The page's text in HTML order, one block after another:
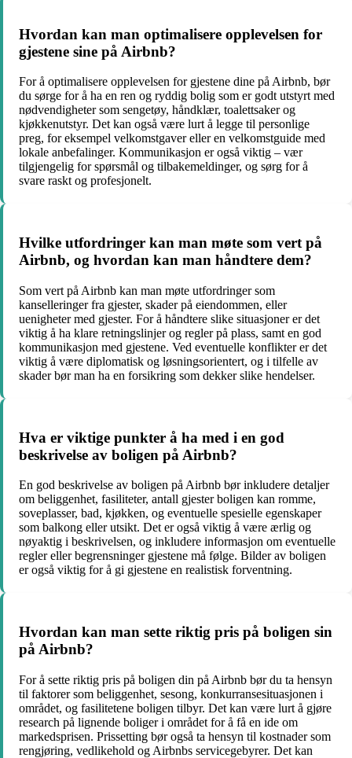
Hvordan kan man optimalisere opplevelsen for
gjestene sine på Airbnb?
For å optimalisere opplevelsen for gjestene dine på Airbnb, bør
du sørge for å ha en ren og ryddig bolig som er godt utstyrt med
nødvendigheter som sengetøy, håndklær, toalettsaker og
kjøkkenutstyr. Det kan også være lurt å legge til personlige
preg, for eksempel velkomstgaver eller en velkomstguide med
lokale anbefalinger. Kommunikasjon er også viktig – vær
tilgjengelig for spørsmål og tilbakemeldinger, og sørg for å
svare raskt og profesjonelt.
Hvilke utfordringer kan man møte som vert på
Airbnb, og hvordan kan man håndtere dem?
Som vert på Airbnb kan man møte utfordringer som
kanselleringer fra gjester, skader på eiendommen, eller
uenigheter med gjester. For å håndtere slike situasjoner er det
viktig å ha klare retningslinjer og regler på plass, samt en god
kommunikasjon med gjestene. Ved eventuelle konflikter er det
viktig å være diplomatisk og løsningsorientert, og i tilfelle av
skader bør man ha en forsikring som dekker slike hendelser.
Hva er viktige punkter å ha med i en god
beskrivelse av boligen på Airbnb?
En god beskrivelse av boligen på Airbnb bør inkludere detaljer
om beliggenhet, fasiliteter, antall gjester boligen kan romme,
soveplasser, bad, kjøkken, og eventuelle spesielle egenskaper
som balkong eller utsikt. Det er også viktig å være ærlig og
nøyaktig i beskrivelsen, og inkludere informasjon om eventuelle
regler eller begrensninger gjestene må følge. Bilder av boligen
er også viktig for å gi gjestene en realistisk forventning.
Hvordan kan man sette riktig pris på boligen sin
på Airbnb?
For å sette riktig pris på boligen din på Airbnb bør du ta hensyn
til faktorer som beliggenhet, sesong, konkurransesituasjonen i
området, og fasilitetene boligen tilbyr. Det kan være lurt å gjøre
research på lignende boliger i området for å få en ide om
markedsprisen. Prissetting bør også ta hensyn til kostnader som
rengjøring, vedlikehold og Airbnbs servicegebyrer. Det kan